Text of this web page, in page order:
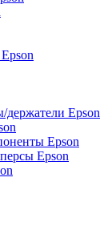
Epson
Epson
Epson